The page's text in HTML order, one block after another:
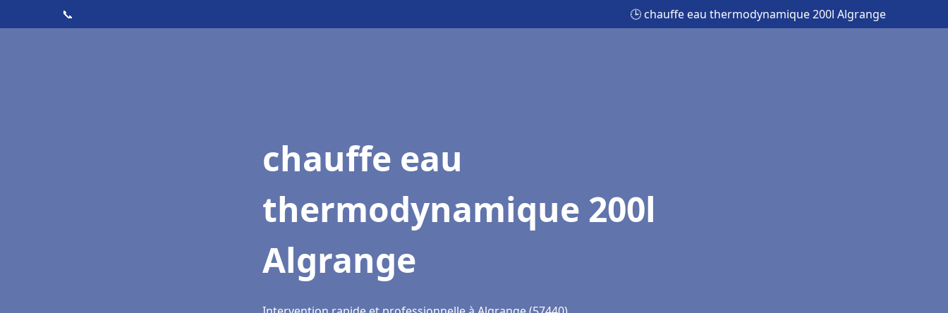
📞 🕒 chauffe eau thermodynamique 200l Algrange
chauffe eau
thermodynamique 200l
Algrange